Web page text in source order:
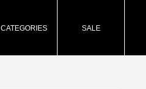
CATEGORIES SALE